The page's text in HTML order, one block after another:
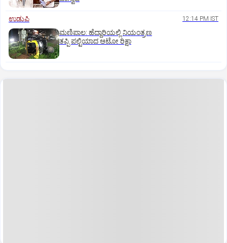
ಉಡುಪಿ 12:14 PM IST
ಮಣಿಪಾಲ: ಹೆದ್ದಾರಿಯಲ್ಲಿ ನಿಯಂತ್ರಣ
ತಪ್ಪಿ ಪಲ್ಟಿಯಾದ ಆಟೋ ರಿಕ್ಷಾ